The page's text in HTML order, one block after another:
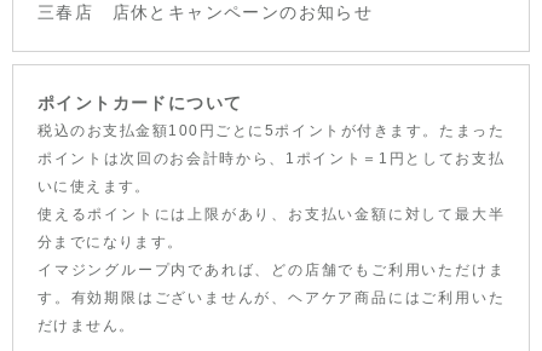
三春店 店休とキャンペーンのお知らせ
ポイントカードについて
税込のお支払金額100円ごとに5ポイントが付きます。たまった
ポイントは次回のお会計時から、1ポイント＝1円としてお支払
いに使えます。
使えるポイントには上限があり、お支払い金額に対して最大半
分までになります。
イマジングループ内であれば、どの店舗でもご利用いただけま
す。有効期限はございませんが、ヘアケア商品にはご利用いた
だけません。